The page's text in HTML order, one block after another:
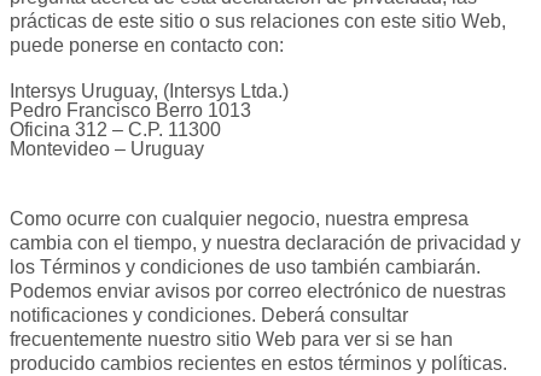
prácticas de este sitio o sus relaciones con este sitio Web,
puede ponerse en contacto con:
Intersys Uruguay, (Intersys Ltda.)
Pedro Francisco Berro 1013
Oficina 312 – C.P. 11300
Montevideo – Uruguay
Como ocurre con cualquier negocio, nuestra empresa
cambia con el tiempo, y nuestra declaración de privacidad y
los Términos y condiciones de uso también cambiarán.
Podemos enviar avisos por correo electrónico de nuestras
notificaciones y condiciones. Deberá consultar
frecuentemente nuestro sitio Web para ver si se han
producido cambios recientes en estos términos y políticas.